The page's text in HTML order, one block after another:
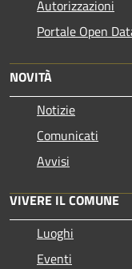
Autorizzazioni
Portale Open
NOVITÀ
Notizie
Comunicati
Avvisi
VIVERE IL COMUNE
Luoghi
Eventi